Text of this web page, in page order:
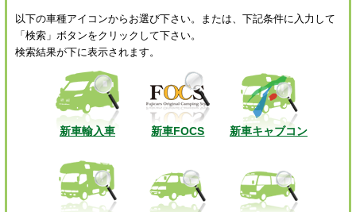
以下の車種アイコンからお選び下さい。または、下記条件に入力して
「検索」ボタンをクリックして下さい。
検索結果が下に表示されます。
新車輸入車 新車FOCS 新車キャブコン